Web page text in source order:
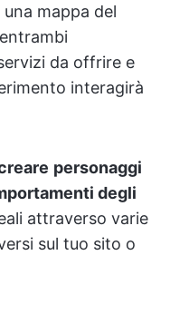
una mappa del
da offrire e
interagirà
personaggi
degli
attraverso varie
sul tuo sito o